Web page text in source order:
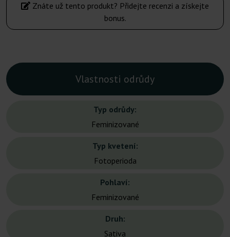
Znáte už tento produkt? Přidejte recenzi a získejte
bonus.
Vlastnosti odrůdy
Typ odrůdy:
Feminizované
Typ kvetení:
Fotoperioda
Pohlaví:
Feminizované
Druh:
Sativa